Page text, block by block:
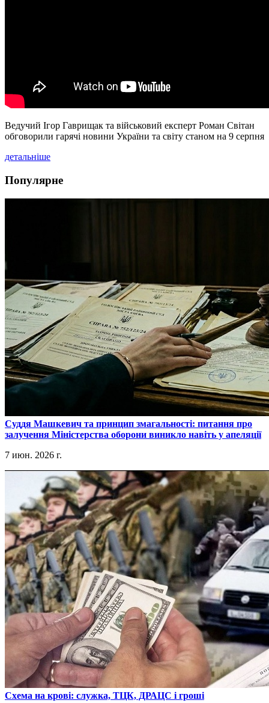
Ведучий Ігор Гаврищак та військовий експерт Роман Світан
обговорили гарячі новини України та світу станом на 9 серпня
детальніше
Популярне
​Суддя Машкевич та принцип змагальності: питання про
залучення Міністерства оборони виникло навіть у апеляції
7 июн. 2026 г.
​Схема на крові: служка, ТЦК, ДРАЦС і гроші